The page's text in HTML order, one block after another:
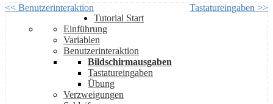
<< Benutzerinteraktion
Tastatureingaben >>
Tutorial Start
Einführung
Variablen
Benutzerinteraktion
Bildschirmausgaben
Tastatureingaben
Übung
Verzweigungen